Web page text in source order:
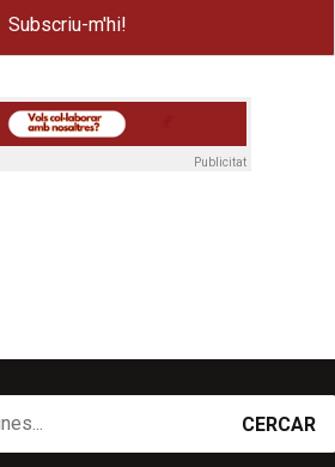
Publicitat
CERCAR